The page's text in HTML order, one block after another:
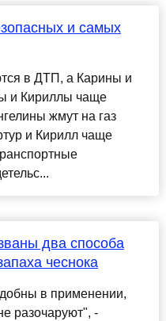
и самых
в ДТП, а Карины и
и Кириллы чаще
жмут на газ
и Кирилл чаще
два способа
чеснока
в применении,
разочаруют", -